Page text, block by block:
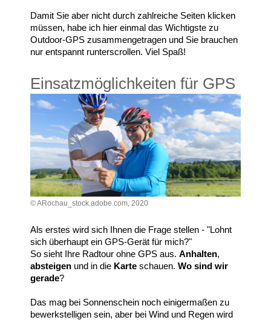
Damit Sie aber nicht durch zahlreiche Seiten klicken
müssen, habe ich hier einmal das Wichtigste zu
Outdoor-GPS zusammengetragen und Sie brauchen
nur entspannt runterscrollen. Viel Spaß!
Einsatzmöglichkeiten für GPS
© ARochau_stock.adobe.com, 2020
Als erstes wird sich Ihnen die Frage stellen - "Lohnt
sich überhaupt ein GPS-Gerät für mich?"
So sieht Ihre Radtour ohne GPS aus. Anhalten,
absteigen und in die Karte schauen. Wo sind wir
gerade?
Das mag bei Sonnenschein noch einigermaßen zu
bewerkstelligen sein, aber bei Wind und Regen wird